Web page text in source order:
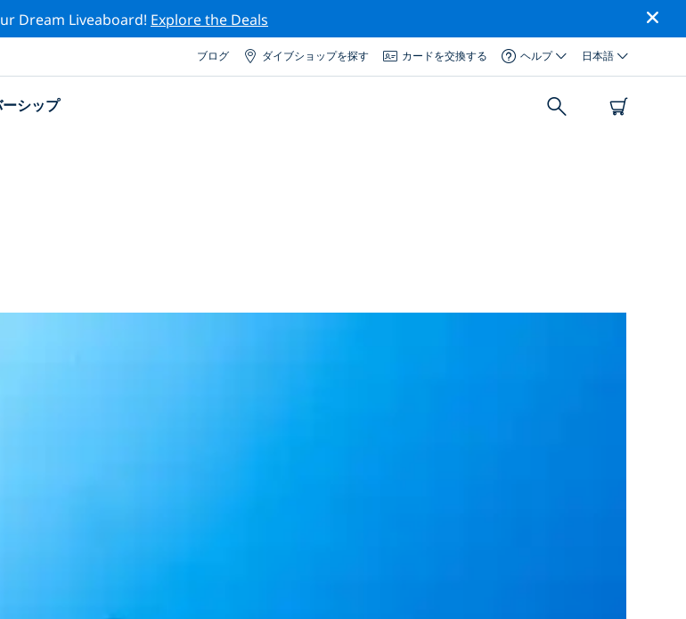
Dream Liveaboard! Explore the Deals
ブログ ダイブショップを探す カードを交換する ヘルプ 日本語
シップ